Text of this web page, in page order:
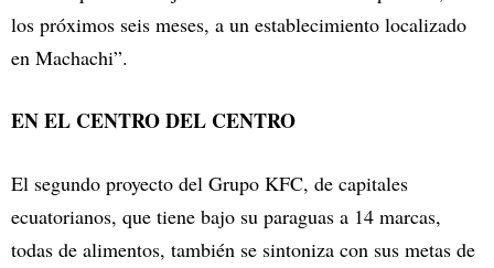
los próximos seis meses, a un establecimiento localizado
en Machachi”.
EN EL CENTRO DEL CENTRO
El segundo proyecto del Grupo KFC, de capitales
ecuatorianos, que tiene bajo su paraguas a 14 marcas,
todas de alimentos, también se sintoniza con sus metas de